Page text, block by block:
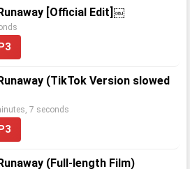
[Official Edit]￼
(TikTok Version slowed
7 seconds
(Full-length Film)